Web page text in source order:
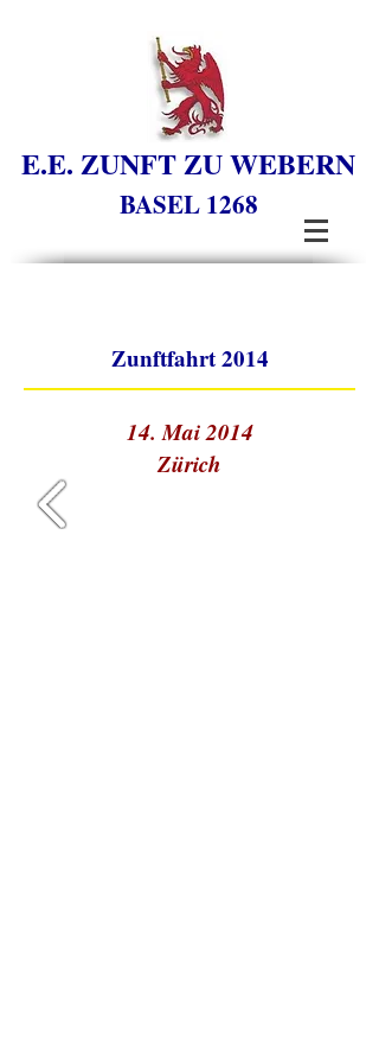
E.E. ZUNFT ZU WEBERN
BASEL 1268
Zunftfahrt 2014
14. Mai 2014
Zürich